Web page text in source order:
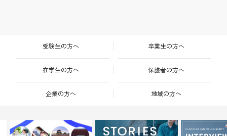
受験生の方へ 卒業生の方へ
在学生の方へ 保護者の方へ
企業の方へ 地域の方へ